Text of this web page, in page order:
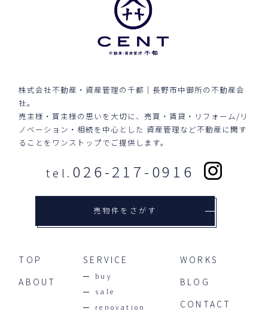
株式会社不動産・資産管理の千都｜長野市中御所の不動産会
社。
売主様・買主様の思いを大切に、売買・賃貸・リフォーム/リ
ノベーション・相続を中心とした 資産管理など不動産に関す
ることをワンストップでご提供します。
tel. 026-217-0916
売物件をさがす
TOP
ABOUT
SERVICE
buy
sale
renovation
WORKS
BLOG
CONTACT